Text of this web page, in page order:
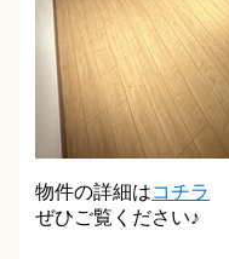
物件の詳細はコチラ
ぜひご覧ください♪